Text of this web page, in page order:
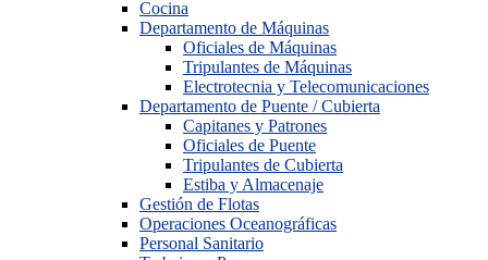
Cocina
Departamento de Máquinas
Oficiales de Máquinas
Tripulantes de Máquinas
Electrotecnia y Telecomunicaciones
Departamento de Puente / Cubierta
Capitanes y Patrones
Oficiales de Puente
Tripulantes de Cubierta
Estiba y Almacenaje
Gestión de Flotas
Operaciones Oceanográficas
Personal Sanitario